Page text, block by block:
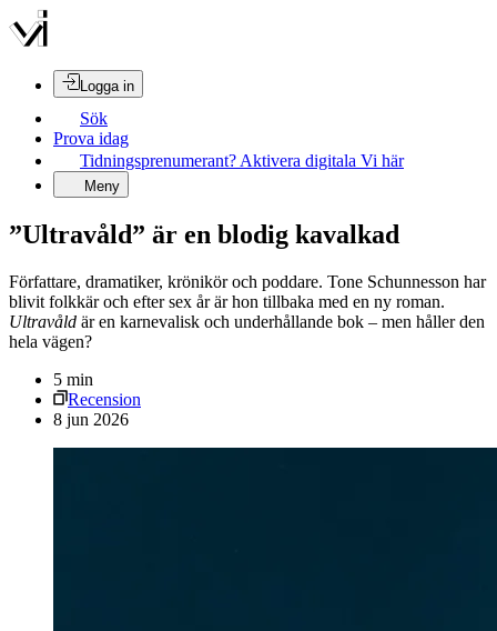
Logga in
Sök
Prova idag
Tidningsprenumerant? Aktivera digitala Vi här
Meny
”Ultravåld” är en blodig kavalkad
Författare, dramatiker, krönikör och poddare. Tone Schunnesson har
blivit folkkär och efter sex år är hon tillbaka med en ny roman.
Ultravåld är en karnevalisk och underhållande bok – men håller den
hela vägen?
5 min
Recension
8 jun 2026